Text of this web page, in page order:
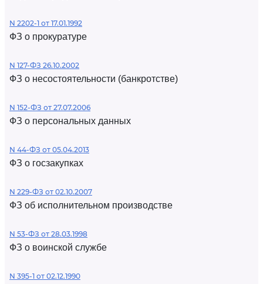
N 2202-1 от 17.01.1992
ФЗ о прокуратуре
N 127-ФЗ 26.10.2002
ФЗ о несостоятельности (банкротстве)
N 152-ФЗ от 27.07.2006
ФЗ о персональных данных
N 44-ФЗ от 05.04.2013
ФЗ о госзакупках
N 229-ФЗ от 02.10.2007
ФЗ об исполнительном производстве
N 53-ФЗ от 28.03.1998
ФЗ о воинской службе
N 395-1 от 02.12.1990